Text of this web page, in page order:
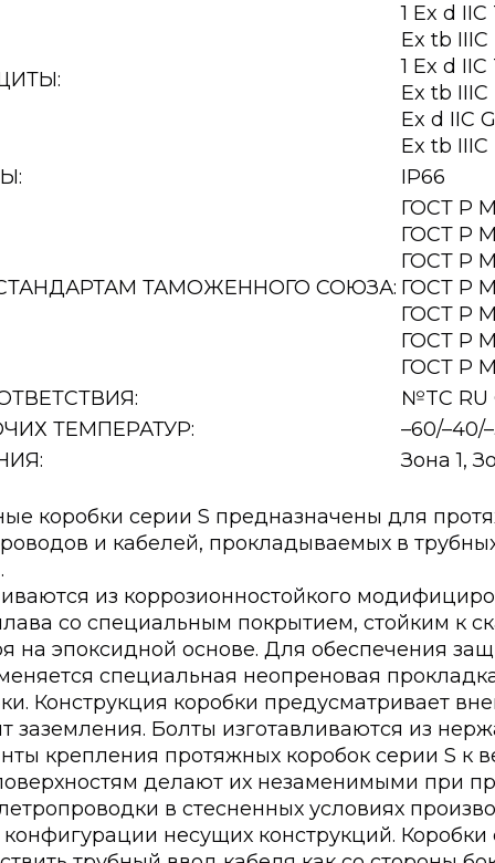
1 Ex d
Ex tb IIIC
1 Ex d
Ex tb IIIC
Ex d IIC
Ex tb IIIC
IP66
ТАМОЖЕННОГО СОЮЗА:
ГОСТ Р
ГОСТ Р
ГОСТ Р
ГОСТ Р
ГОСТ Р
ГОСТ Р
ГОСТ Р
№TC RU
ТЕМПЕРАТУР:
–60/–40/
Зона 1,
коробки серии S предназначены для
и кабелей, прокладываемых в
из коррозионностойкого
со специальным покрытием, стойким к
на эпоксидной основе. Для обеспечения
специальная неопреновая
Конструкция коробки предусматривает
заземления. Болты изготавливаются из
крепления протяжных коробок серии S к
делают их незаменимыми при
в стесненных условиях
несущих конструкций. Коробки